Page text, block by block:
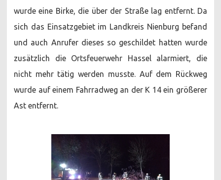
wurde eine Birke, die über der Straße lag entfernt. Da
sich das Einsatzgebiet im Landkreis Nienburg befand
und auch Anrufer dieses so geschildet hatten wurde
zusätzlich die Ortsfeuerwehr Hassel alarmiert, die
nicht mehr tätig werden musste. Auf dem Rückweg
wurde auf einem Fahrradweg an der K 14 ein größerer
Ast entfernt.